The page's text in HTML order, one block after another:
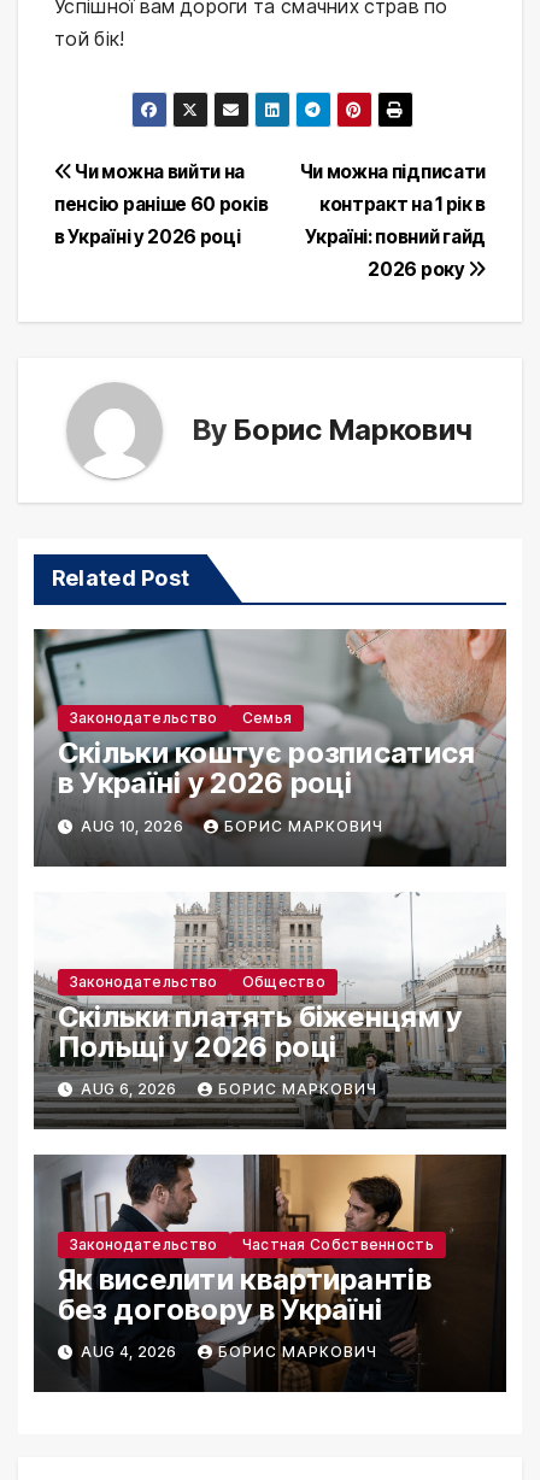
Успішної вам дороги та смачних страв по
той бік!
Post
navigation
Чи можна підписати
контракт на 1 рік в
Україні: повний гайд
2026 року
Чи можна вийти на
пенсію раніше 60 років
в Україні у 2026 році
By Борис Маркович
Related Post
Законодательство Семья
Скільки коштує розписатися
в Україні у 2026 році
AUG 10, 2026 БОРИС МАРКОВИЧ
Законодательство Общество
Скільки платять біженцям у
Польщі у 2026 році
AUG 6, 2026 БОРИС МАРКОВИЧ
Законодательство Частная Собственность
Як виселити квартирантів
без договору в Україні
AUG 4, 2026 БОРИС МАРКОВИЧ